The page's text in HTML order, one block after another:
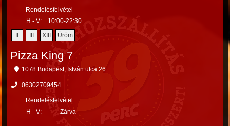
Rendelésfelvétel
H - V:
10:00-22:30
II III XIII Üröm
Pizza King 7
1078 Budapest, István utca 26
06302709454
Rendelésfelvétel
H - V:
Zárva